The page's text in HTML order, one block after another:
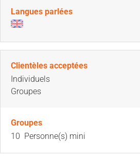
Langues parlées
Clientèles acceptées
Individuels
Groupes
Groupes
10 Personne(s) mini